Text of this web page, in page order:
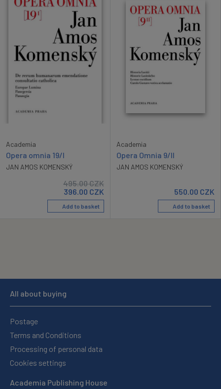
Academia
Opera omnia 19/I
JAN AMOS KOMENSKÝ
495.00CZK
396.00 CZK
Add to basket
Academia
Opera Omnia 9/II
JAN AMOS KOMENSKÝ
550.00 CZK
Add to basket
All about buying
Postage
Terms and Conditions
Processing of personal data
Cookies settings
Academia Publishing House